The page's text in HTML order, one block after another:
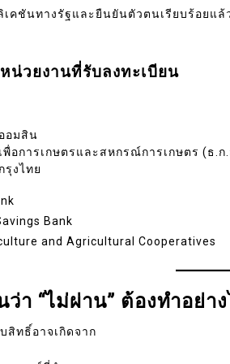
คชันทางรัฐและยืนยันตัวตนเรียบร้อยแ
น่วยงานที่รับลงทะเบียน
อมสิน
พื่อการเกษตรและสหกรณ์การเกษตร (ธ.ก
รุงไทย
Bank
and Agricultural Cooperatives
า “ไม่ผ่าน” ต้องทำอย่าง
สิทธิ์อาจเกิดจาก